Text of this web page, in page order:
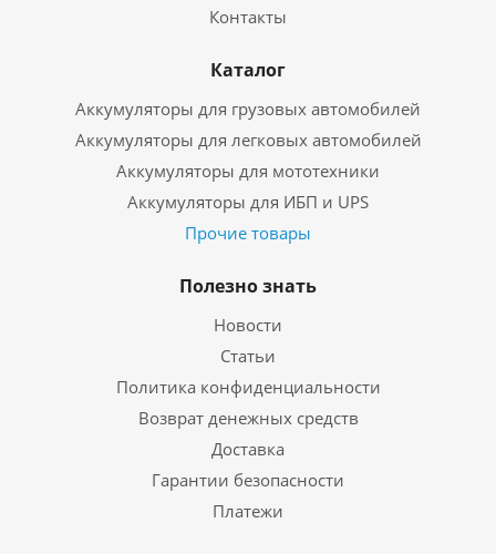
Контакты
Каталог
Аккумуляторы для грузовых автомобилей
Аккумуляторы для легковых автомобилей
Аккумуляторы для мототехники
Аккумуляторы для ИБП и UPS
Прочие товары
Полезно знать
Новости
Статьи
Политика конфиденциальности
Возврат денежных средств
Доставка
Гарантии безопасности
Платежи